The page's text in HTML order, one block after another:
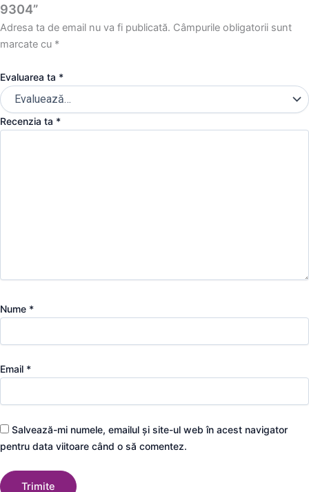
9304”
Adresa ta de email nu va fi publicată. Câmpurile obligatorii sunt
marcate cu *
Evaluarea ta *
Recenzia ta *
Nume *
Email *
Salvează-mi numele, emailul și site-ul web în acest navigator
pentru data viitoare când o să comentez.